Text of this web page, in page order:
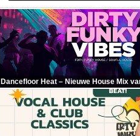
Dancefloor Heat – Nieuwe House Mix